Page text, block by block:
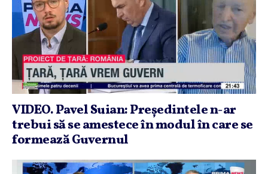
VIDEO. Pavel Suian: Preşedintele n-ar
trebui să se amestece în modul în care se
formează Guvernul